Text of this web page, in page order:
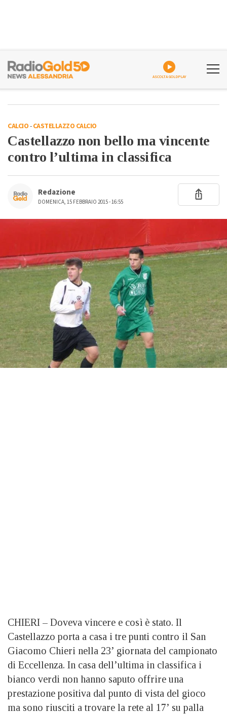
ASCOLTA GOLDPLAY
CALCIO-CASTELLAZZO CALCIO
Castellazzo non bello ma vincente
contro l’ultima in classifica
Redazione
DOMENICA, 15 FEBBRAIO 2015 - 16:55
CHIERI – Doveva vincere e così è stato. Il
Castellazzo porta a casa i tre punti contro il San
Giacomo Chieri nella 23’ giornata del campionato
di Eccellenza. In casa dell’ultima in classifica i
bianco verdi non hanno saputo offrire una
prestazione positiva dal punto di vista del gioco
ma sono riusciti a trovare la rete al 17’ su palla